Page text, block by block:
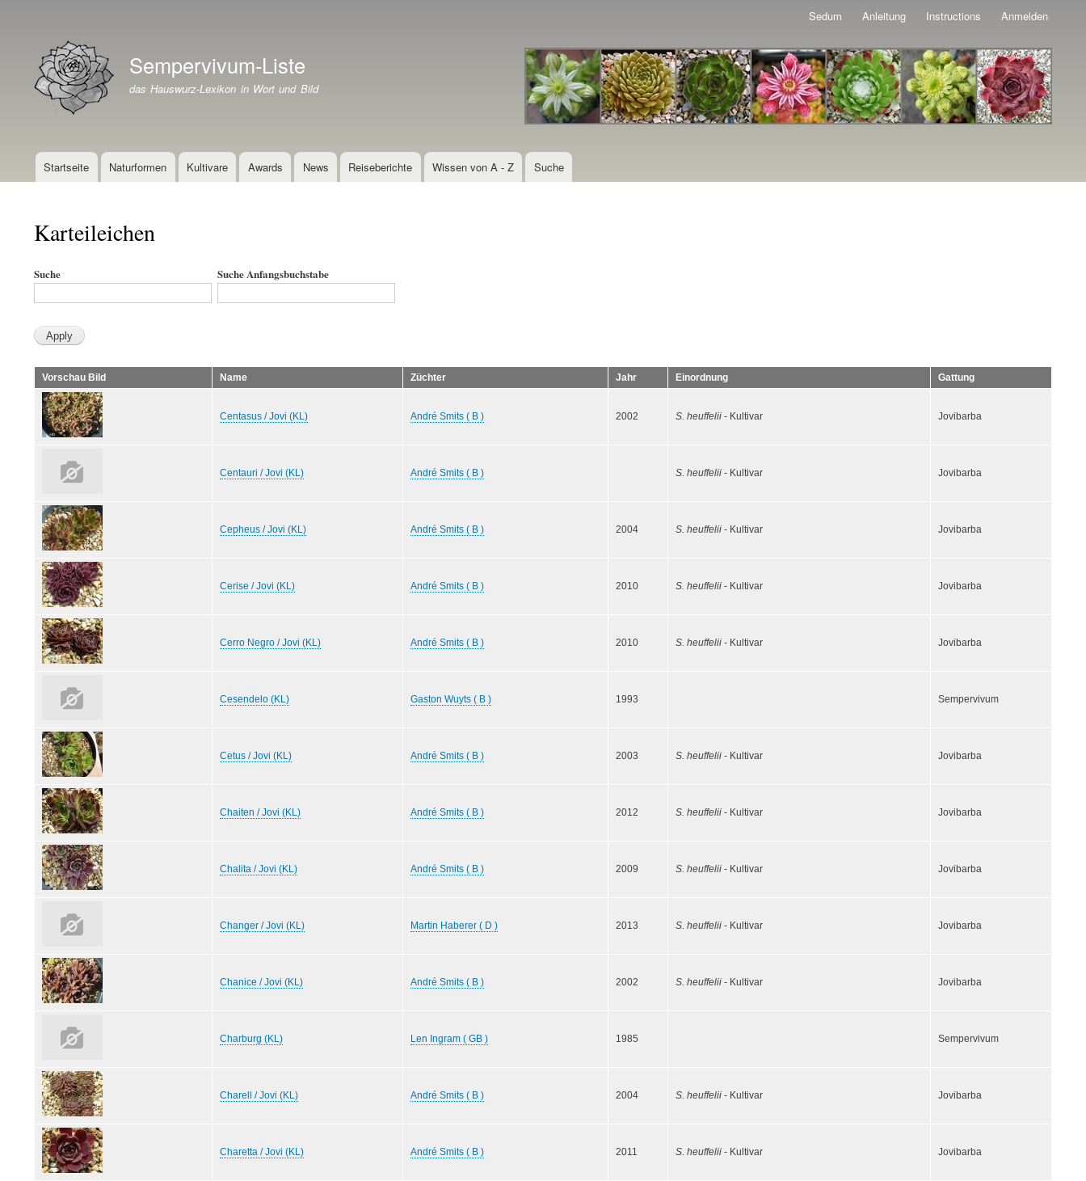
Inhalt
Sedum Anleitung Instructions Anmelden
Branding der WebsiteSempervivum-Liste
das Hauswurz-Lexikon in Wort und Bild
Hauptnavigation
Startseite Naturformen Kultivare Awards News Reiseberichte Wissen von A - Z Suche
Karteileichen
Suche Suche Anfangsbuchstabe
Vorschau Bild Name Züchter Jahr Einordnung Gattung
Centasus / Jovi (KL) André Smits ( B ) 2002 S. heuffelii - Kultivar Jovibarba
Centauri / Jovi (KL) André Smits ( B ) S. heuffelii - Kultivar Jovibarba
Cepheus / Jovi (KL) André Smits ( B ) 2004 S. heuffelii - Kultivar Jovibarba
Cerise / Jovi (KL) André Smits ( B ) 2010 S. heuffelii - Kultivar Jovibarba
Cerro Negro / Jovi (KL) André Smits ( B ) 2010 S. heuffelii - Kultivar Jovibarba
Cesendelo (KL) Gaston Wuyts ( B ) 1993 Sempervivum
Cetus / Jovi (KL) André Smits ( B ) 2003 S. heuffelii - Kultivar Jovibarba
Chaiten / Jovi (KL) André Smits ( B ) 2012 S. heuffelii - Kultivar Jovibarba
Chalita / Jovi (KL) André Smits ( B ) 2009 S. heuffelii - Kultivar Jovibarba
Changer / Jovi (KL) Martin Haberer ( D ) 2013 S. heuffelii - Kultivar Jovibarba
Chanice / Jovi (KL) André Smits ( B ) 2002 S. heuffelii - Kultivar Jovibarba
Charburg (KL) Len Ingram ( GB ) 1985 Sempervivum
Charell / Jovi (KL) André Smits ( B ) 2004 S. heuffelii - Kultivar Jovibarba
Charetta / Jovi (KL) André Smits ( B ) 2011 S. heuffelii - Kultivar Jovibarba